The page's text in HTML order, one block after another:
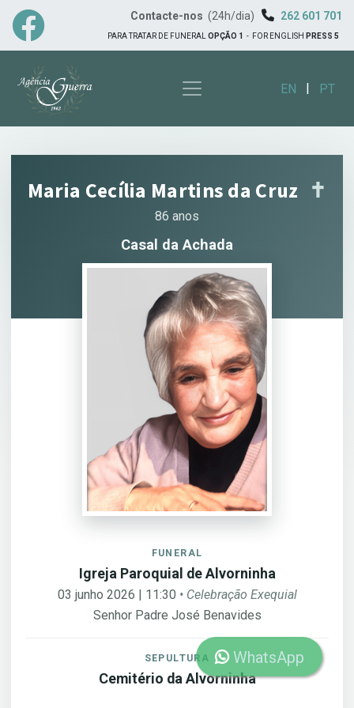
Contacte-nos (24h/dia) 262 601 701
PARA TRATAR DE FUNERAL OPÇÃO 1 - FOR ENGLISH PRESS 5
EN | PT
Maria Cecília Martins da Cruz ✝︎
86 anos
Casal da Achada
FUNERAL
Igreja Paroquial de Alvorninha
03 junho 2026 | 11:30 • Celebração Exequial
Senhor Padre José Benavides
SEPULTURA
Cemitério da Alvorninha
WhatsApp